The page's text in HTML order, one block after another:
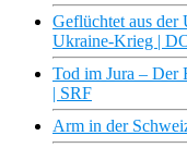
Geflüchtet aus der
Ukraine-Krieg |
Tod im Jura – Der
| SRF
Arm in der